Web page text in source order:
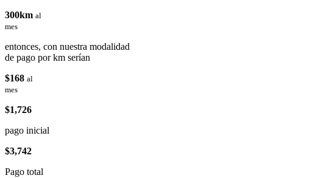
300km al
mes
entonces, con nuestra modalidad
de pago por km serían
$168 al
mes
$1,726
pago inicial
$3,742
Pago total